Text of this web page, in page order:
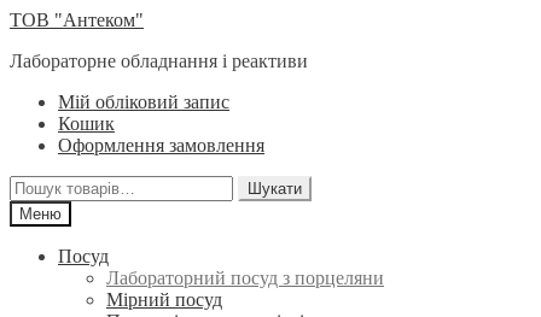
Перейти
навігації
Перейти
вмісту
ТОВ "Антеком"
Лабораторне обладнання і реактиви
Мій обліковий запис
Кошик
Оформлення замовлення
Шукати:
Шукати
Меню
Посуд
Лабораторний посуд з порцеляни
Мірний посуд